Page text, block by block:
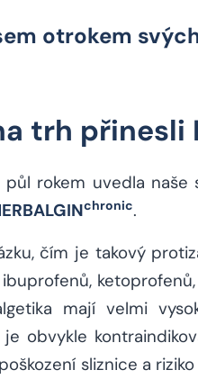
otrokem
trh přinesli
rokem uvedla naše
chronic.
čím je takový
mají velmi
obvykle
sliznice a